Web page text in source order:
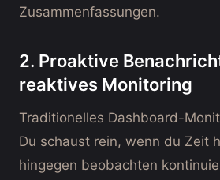
Zusammenfassungen.
2. Proaktive
reaktives Monitoring
Traditionelles Dashboard-
Du schaust rein, wenn du Zeit
hingegen beobachten